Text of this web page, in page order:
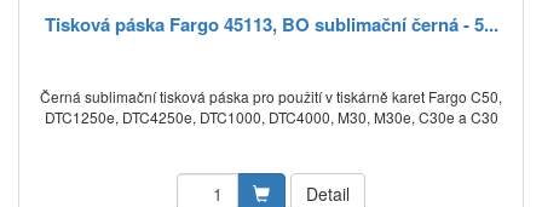
Tisková páska Fargo 45113, BO sublimační černá - 5...
Černá sublimační tisková páska pro použití v tiskárně karet Fargo C50,
DTC1250e, DTC4250e, DTC1000, DTC4000, M30, M30e, C30e a C30
Detail